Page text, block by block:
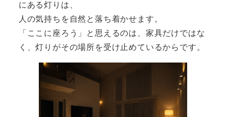
にある灯りは、
人の気持ちを自然と落ち着かせます。
「ここに座ろう」と思えるのは、家具だけではな
く、灯りがその場所を受け止めているからです。